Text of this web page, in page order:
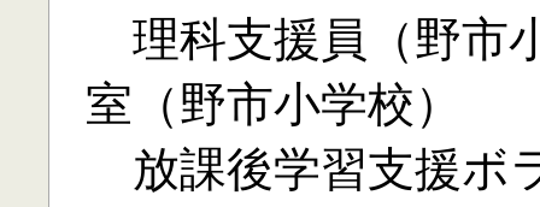
理科支援員（野市
室（野市小学校）
放課後学習支援ボ